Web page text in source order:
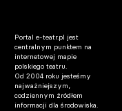
Portal e-teatr.pl jest
centralnym punktem na
internetowej mapie
polskiego teatru.
Od 2004 roku jesteśmy
najważniejszym,
codziennym źródłem
informacji dla środowiska.